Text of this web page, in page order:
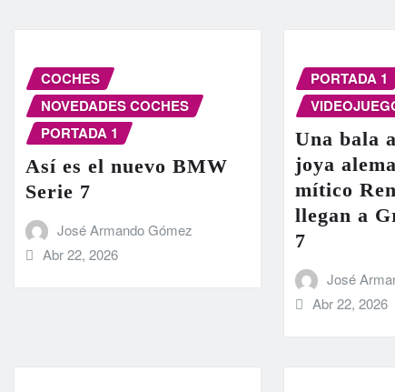
COCHES
NOVEDADES COCHES
PORTADA 1
Así es el nuevo BMW
Serie 7
José Armando Gómez
Abr 22, 2026
PORTADA 1
Una bala
joya
mítico
llegan a
7
José
Abr 22, 2026